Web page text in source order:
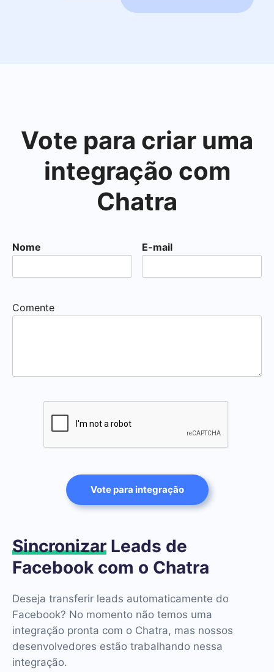
Vote para criar uma
integração com
Chatra
Nome E-mail
Comente
Vote para integração
Sincronizar Leads de
Facebook com o Chatra
Deseja transferir leads automaticamente do
Facebook? No momento não temos uma
integração pronta com o Chatra, mas nossos
desenvolvedores estão trabalhando nessa
integração.